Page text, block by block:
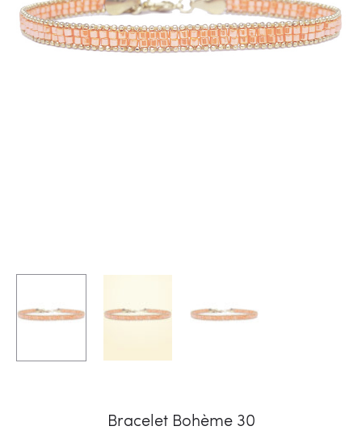
Bracelet Bohème 30